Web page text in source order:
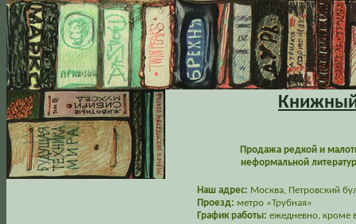
Книжный
Продажа редкой и
неформальной
Наш адрес: Москва, Петровский
Проезд: метро «Трубная»
График работы: ежедневно, кроме